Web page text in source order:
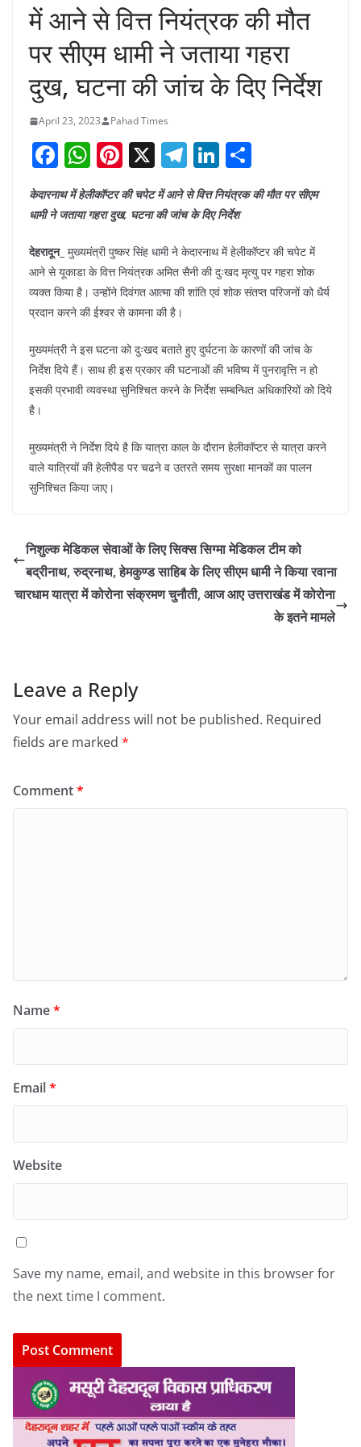
में आने से वित्त नियंत्रक की मौत
पर सीएम धामी ने जताया गहरा
दुख, घटना की जांच के दिए निर्देश
April 23, 2023 Pahad Times
F
c
b
o
o
k
W
h
at
A
p
p
Pi
nt
er
st
X T
el
e
a
m
Li
n
k
dI
n
h
ar
केदारनाथ में हेलीकॉप्टर की चपेट में आने से वित्त नियंत्रक की मौत पर सीएम
धामी ने जताया गहरा दुख, घटना की जांच के दिए निर्देश
देहरादून_ मुख्यमंत्री पुष्कर सिंह धामी ने केदारनाथ में हेलीकॉप्टर की चपेट में
आने से यूकाडा के वित्त नियंत्रक अमित सैनी की दुःखद मृत्यु पर गहरा शोक
व्यक्त किया है। उन्होंने दिवंगत आत्मा की शांति एवं शोक संतप्त परिजनों को धैर्य
प्रदान करने की ईश्वर से कामना की है।
मुख्यमंत्री ने इस घटना को दुःखद बताते हुए दुर्घटना के कारणों की जांच के
निर्देश दिये हैं। साथ ही इस प्रकार की घटनाओं की भविष्य में पुनरावृत्ति न हो
इसकी प्रभावी व्यवस्था सुनिश्चित करने के निर्देश सम्बन्धित अधिकारियों को दिये
है।
मुख्यमंत्री ने निर्देश दिये है कि यात्रा काल के दौरान हेलीकॉप्टर से यात्रा करने
वाले यात्रियों की हेलीपैड पर चढने व उतरते समय सुरक्षा मानकों का पालन
सुनिश्चित किया जाए।
निशुल्क मेडिकल सेवाओं के लिए सिक्स सिग्मा मेडिकल टीम को
बद्रीनाथ, रुद्रनाथ, हेमकुण्ड साहिब के लिए सीएम धामी ने किया रवाना
चारधाम यात्रा में कोरोना संक्रमण चुनौती, आज आए उत्तराखंड में कोरोना
के इतने मामले
Leave a Reply
Your email address will not be published. Required
fields are marked *
Comment*
Name*
Email*
Website
Save my name, email, and website in this browser for
the next time I comment.